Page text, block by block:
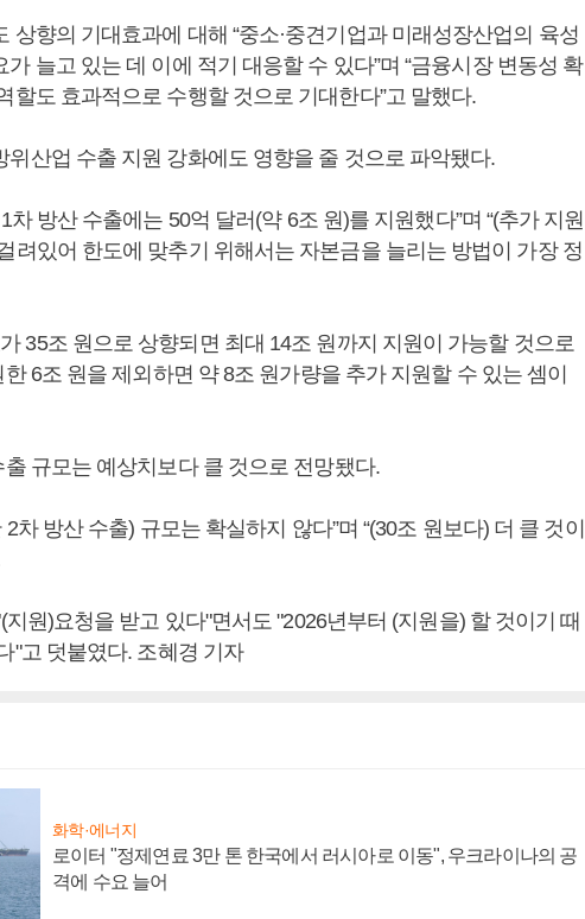
상향의 기대효과에 대해 “중소·중견기업과 미래성장산업의 육성
늘고 있는 데 이에 적기 대응할 수 있다”며 “금융시장 변동성 확
할도 효과적으로 수행할 것으로 기대한다”고 말했다.
위산업 수출 지원 강화에도 영향을 줄 것으로 파악됐다.
차 방산 수출에는 50억 달러(약 6조 원)를 지원했다”며 “(추가 지원
려있어 한도에 맞추기 위해서는 자본금을 늘리는 방법이 가장 정
35조 원으로 상향되면 최대 14조 원까지 지원이 가능할 것으로
6조 원을 제외하면 약 8조 원가량을 추가 지원할 수 있는 셈이
규모는 예상치보다 클 것으로 전망됐다.
차 방산 수출) 규모는 확실하지 않다”며 “(30조 원보다) 더 클 것이
원)요청을 받고 있다"면서도 "2026년부터 (지원을) 할 것이기 때
"고 덧붙였다. 조혜경 기자
화학·에너지
로이터 "정제연료 3만 톤 한국에서 러시아로 이동", 우크라이나의 공
격에 수요 늘어